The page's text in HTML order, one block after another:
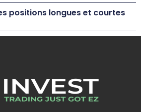
positions longues et courtes